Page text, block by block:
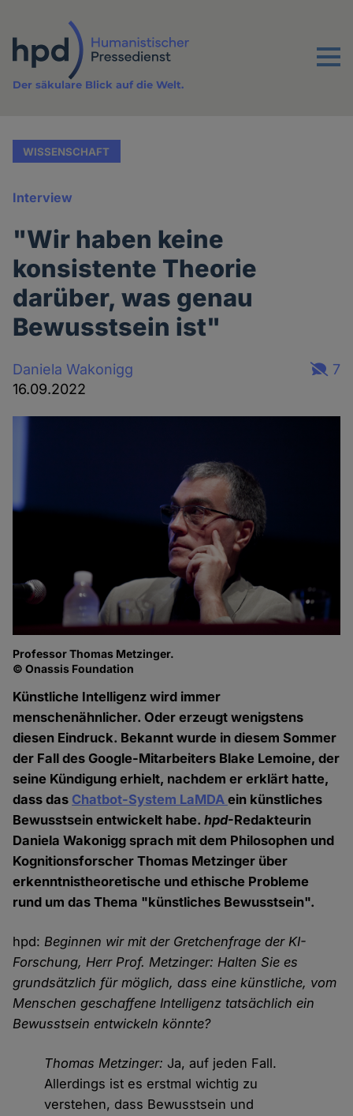
Inhalt
Menu
Der säkulare Blick auf die Welt.
WISSENSCHAFT
Interview
"Wir haben keine
konsistente Theorie
darüber, was genau
Bewusstsein ist"
Daniela Wakonigg
16.09.2022
7
Professor Thomas Metzinger.
© Onassis Foundation
Künstliche Intelligenz wird immer
menschenähnlicher. Oder erzeugt wenigstens
diesen Eindruck. Bekannt wurde in diesem Sommer
der Fall des Google-Mitarbeiters Blake Lemoine, der
seine Kündigung erhielt, nachdem er erklärt hatte,
dass das Chatbot-System LaMDAein künstliches
Bewusstsein entwickelt habe.hpd-Redakteurin
Daniela Wakonigg sprach mit dem Philosophen und
Kognitionsforscher Thomas Metzinger über
erkenntnistheoretische und ethische Probleme
rund um das Thema "künstliches Bewusstsein".
hpd: Beginnen wir mit der Gretchenfrage der KI-
Forschung, Herr Prof. Metzinger: Halten Sie es
grundsätzlich für möglich, dass eine künstliche, vom
Menschen geschaffene Intelligenz tatsächlich ein
Bewusstsein entwickeln könnte?
Thomas Metzinger: Ja, auf jeden Fall.
Allerdings ist es erstmal wichtig zu
verstehen, dass Bewusstsein und